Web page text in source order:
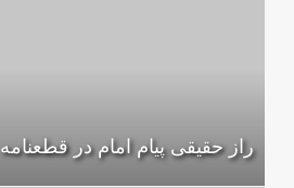
راز حقیقی پیام امام در قطعنامه